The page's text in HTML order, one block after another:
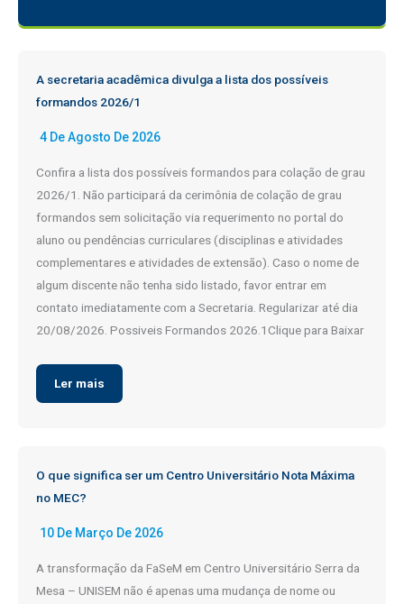
A secretaria acadêmica divulga a lista dos possíveis
formandos 2026/1
4 De Agosto De 2026
Confira a lista dos possíveis formandos para colação de grau
2026/1. Não participará da cerimônia de colação de grau
formandos sem solicitação via requerimento no portal do
aluno ou pendências curriculares (disciplinas e atividades
complementares e atividades de extensão). Caso o nome de
algum discente não tenha sido listado, favor entrar em
contato imediatamente com a Secretaria. Regularizar até dia
20/08/2026. Possiveis Formandos 2026.1Clique para Baixar
Ler mais
O que significa ser um Centro Universitário Nota Máxima
no MEC?
10 De Março De 2026
A transformação da FaSeM em Centro Universitário Serra da
Mesa – UNISEM não é apenas uma mudança de nome ou